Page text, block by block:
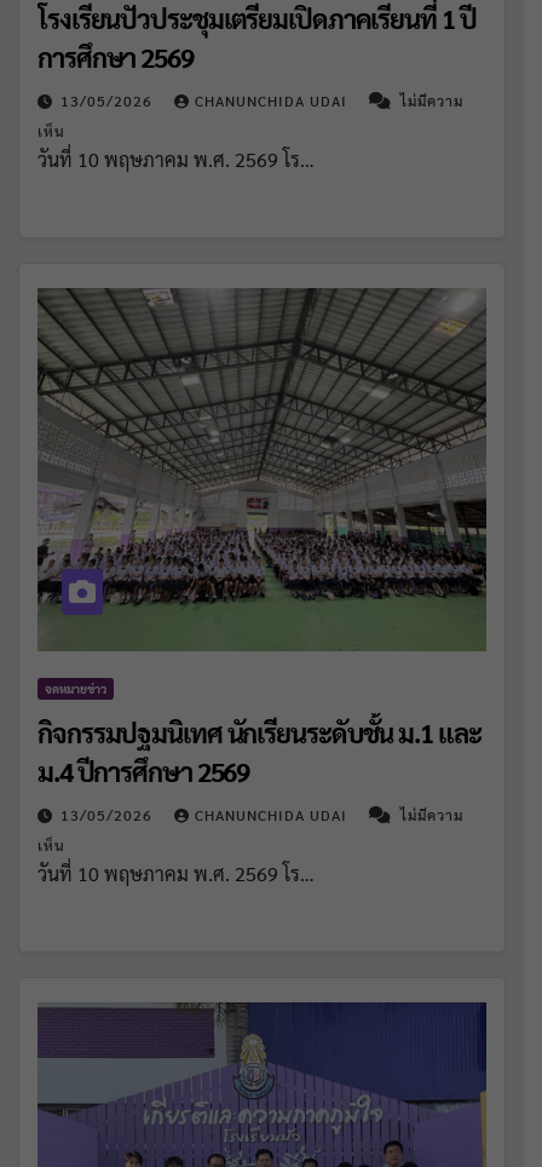
โรงเรียนปัวประชุมเตรียมเปิดภาคเรียนที่ 1 ปี
การศึกษา 2569
13/05/2026 CHANUNCHIDA UDAI
ไม่มีความ
เห็น
วันที่ 10 พฤษภาคม พ.ศ. 2569 โร…
จดหมายข่าว
กิจกรรมปฐมนิเทศ นักเรียนระดับชั้น ม.1 และ
ม.4 ปีการศึกษา 2569
13/05/2026 CHANUNCHIDA UDAI
ไม่มีความ
เห็น
วันที่ 10 พฤษภาคม พ.ศ. 2569 โร…